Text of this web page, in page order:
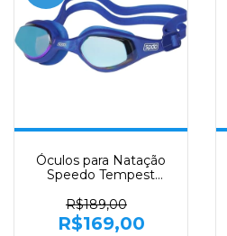
Óculos para Natação
Speedo Tempest
R$189,00
R$169,00